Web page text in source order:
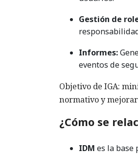
Gestión de
Informes:
eventos de
Objetivo de IGA:
normativo y
¿Cómo se
IDM es la base